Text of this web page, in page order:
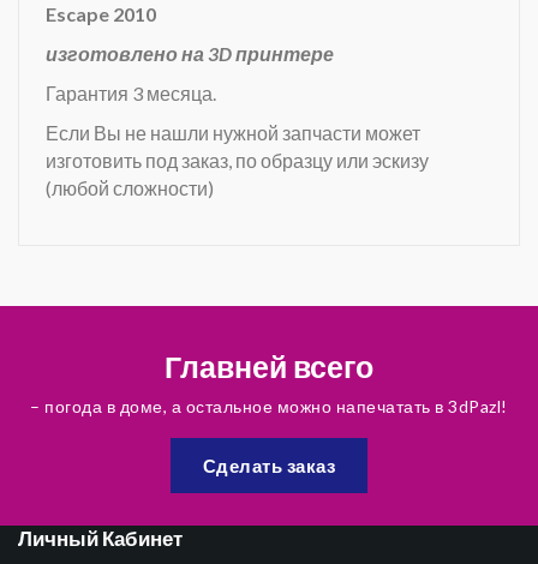
Escape 2010
изготовлено на 3D принтере
Гарантия 3 месяца.
Если Вы не нашли нужной запчасти может
изготовить под заказ, по образцу или эскизу
(любой сложности)
Главней всего
– погода в доме, а остальное можно напечатать в 3dPazl!
Сделать заказ
Личный Кабинет